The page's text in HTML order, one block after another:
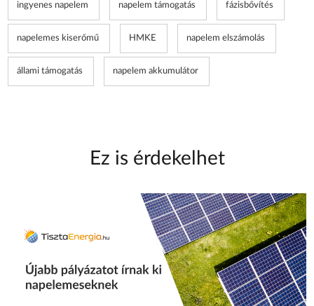
ingyenes napelem napelem támogatás fázisbővítés
napelemes kiserőmű HMKE napelem elszámolás
állami támogatás napelem akkumulátor
Ez is érdekelhet